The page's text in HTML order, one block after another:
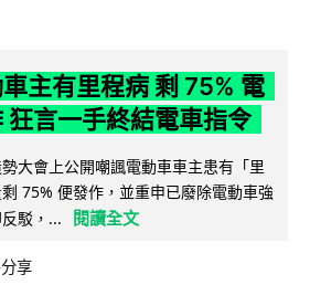
主有里程病 剩 75% 電
狂言一手終結電車指令
大會上公開嘲諷電動車車主患有「里
75% 便發作，並重申已廢除電動車強
駁，...
閱讀全文
分享